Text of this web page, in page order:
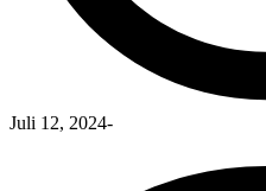
Juli 12, 2024-